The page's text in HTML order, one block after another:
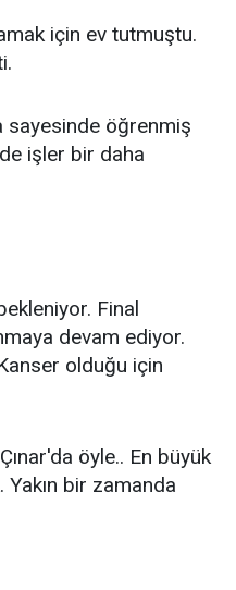
için ev tutmuştu.
sayesinde öğrenmiş
işler bir daha
Final
devam ediyor.
olduğu için
öyle.. En büyük
Yakın bir zamanda